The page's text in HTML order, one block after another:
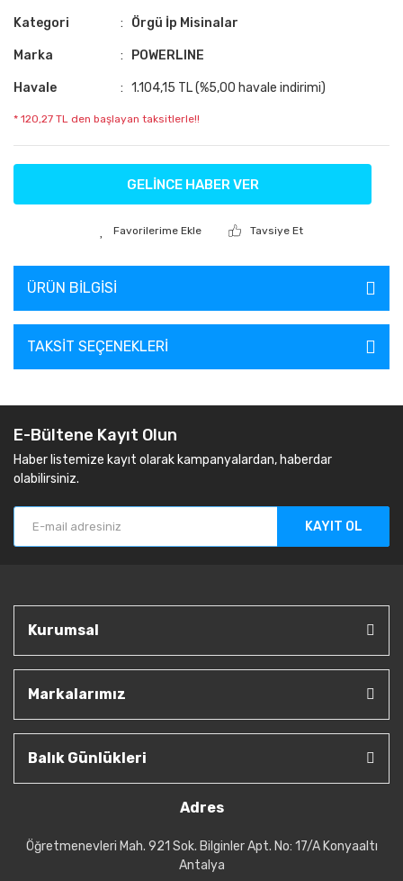
Kategori Örgü İp Misinalar
Marka POWERLINE
Havale 1.104,15 TL (%5,00 havale indirimi)
* 120,27 TL den başlayan taksitlerle!!
GELİNCE HABER VER
Tavsiye Et
ÜRÜN BILGISI
TAKSIT SEÇENEKLERI
E-Bültene Kayıt Olun
Haber listemize kayıt olarak kampanyalardan, haberdar
olabilirsiniz.
KAYIT OL
Kurumsal
Markalarımız
Balık Günlükleri
Adres
Öğretmenevleri Mah. 921 Sok. Bilginler Apt. No: 17/A Konyaaltı
Antalya